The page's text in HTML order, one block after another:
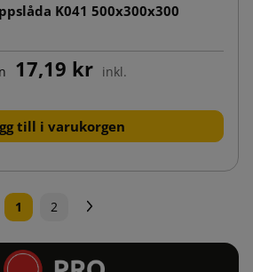
K041 500x300x300
17,19 kr inkl.
till i varukorgen
1 2